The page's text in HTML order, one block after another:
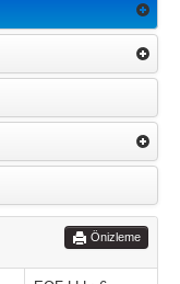
Önizleme